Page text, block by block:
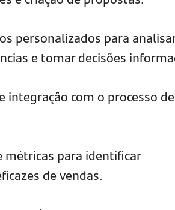
personalizados para
e tomar decisões
integração com o processo de
métricas para identificar
de vendas.